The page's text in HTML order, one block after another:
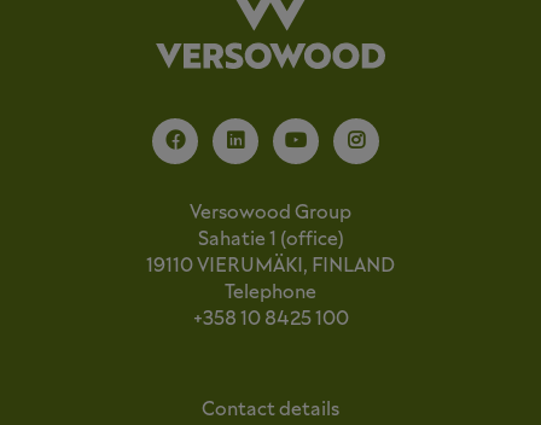
Versowood Group
Sahatie 1 (office)
19110 VIERUMÄKI, FINLAND
Telephone
+358 10 8425 100
Contact details